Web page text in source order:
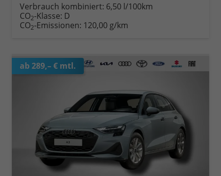
Verbrauch kombiniert: 6,50 l/100km
CO2-Klasse: D
CO2-Emissionen: 120,00 g/km
ab 289,– € mtl.